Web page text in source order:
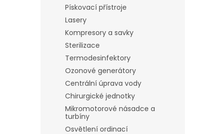
Pískovací přístroje
Lasery
Kompresory a savky
Sterilizace
Termodesinfektory
Ozonové generátory
Centrální úprava vody
Chirurgické jednotky
Mikromotorové násadce a
turbíny
Osvětlení ordinací